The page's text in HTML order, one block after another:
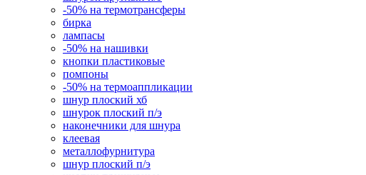
-50% на термотрансферы
бирка
лампасы
-50% на нашивки
кнопки пластиковые
помпоны
-50% на термоаппликации
шнур плоский хб
шнурок плоский п/э
наконечники для шнура
клеевая
металлофурнитура
шнур плоский п/э